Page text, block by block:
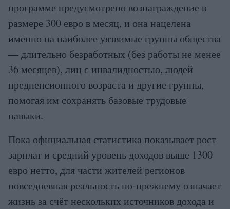
программе предусмотрено вознаграждение в
размере 300 евро в месяц, и она нацелена
именно на наиболее уязвимые группы общества
— длительно безработных (без работы не менее
36 месяцев), лиц с инвалидностью, людей
предпенсионного возраста и другие группы,
помогая им сохранять базовые трудовые
навыки.
Пока официальная статистика показывает рост
зарплат и средний уровень доходов выше 1300
евро нетто, для части жителей регионов
повседневная реальность по-прежнему означает
жизнь за счёт нескольких источников дохода и